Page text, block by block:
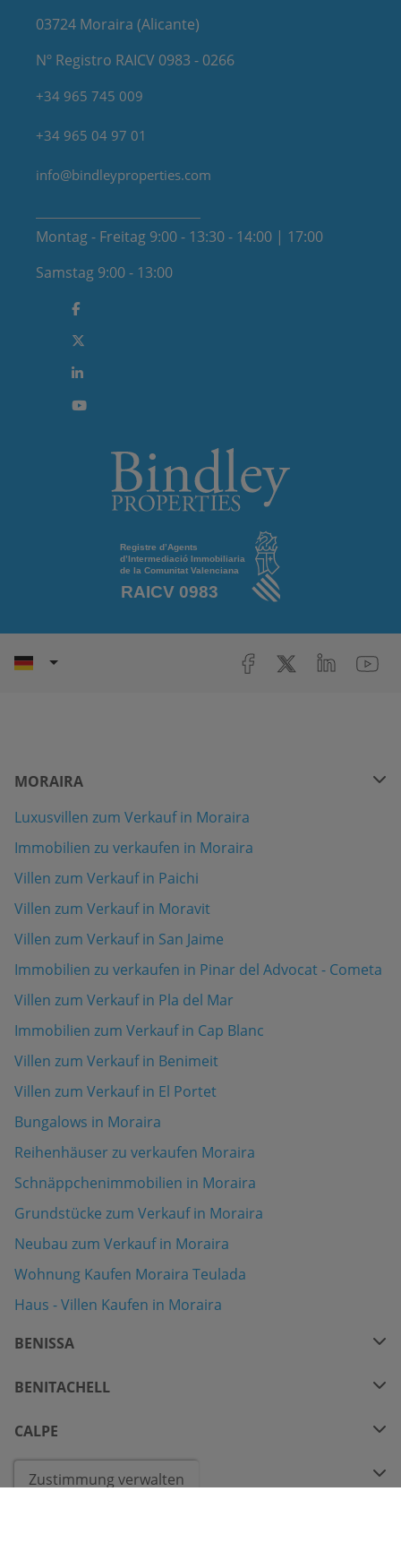
03724 Moraira (Alicante)
Nº Registro RAICV 0983 - 0266
+34 965 745 009
+34 965 04 97 01
info@bindleyproperties.com
Montag - Freitag 9:00 - 13:30 - 14:00 | 17:00
Samstag 9:00 - 13:00
MORAIRA
Luxusvillen zum Verkauf in Moraira
Immobilien zu verkaufen in Moraira
Villen zum Verkauf in Paichi
Villen zum Verkauf in Moravit
Villen zum Verkauf in San Jaime
Immobilien zu verkaufen in Pinar del Advocat - Cometa
Villen zum Verkauf in Pla del Mar
Immobilien zum Verkauf in Cap Blanc
Villen zum Verkauf in Benimeit
Villen zum Verkauf in El Portet
Bungalows in Moraira
Reihenhäuser zu verkaufen Moraira
Schnäppchenimmobilien in Moraira
Grundstücke zum Verkauf in Moraira
Neubau zum Verkauf in Moraira
Wohnung Kaufen Moraira Teulada
Haus - Villen Kaufen in Moraira
BENISSA
BENITACHELL
CALPE
COSTA BLANCA
Zustimmung verwalten